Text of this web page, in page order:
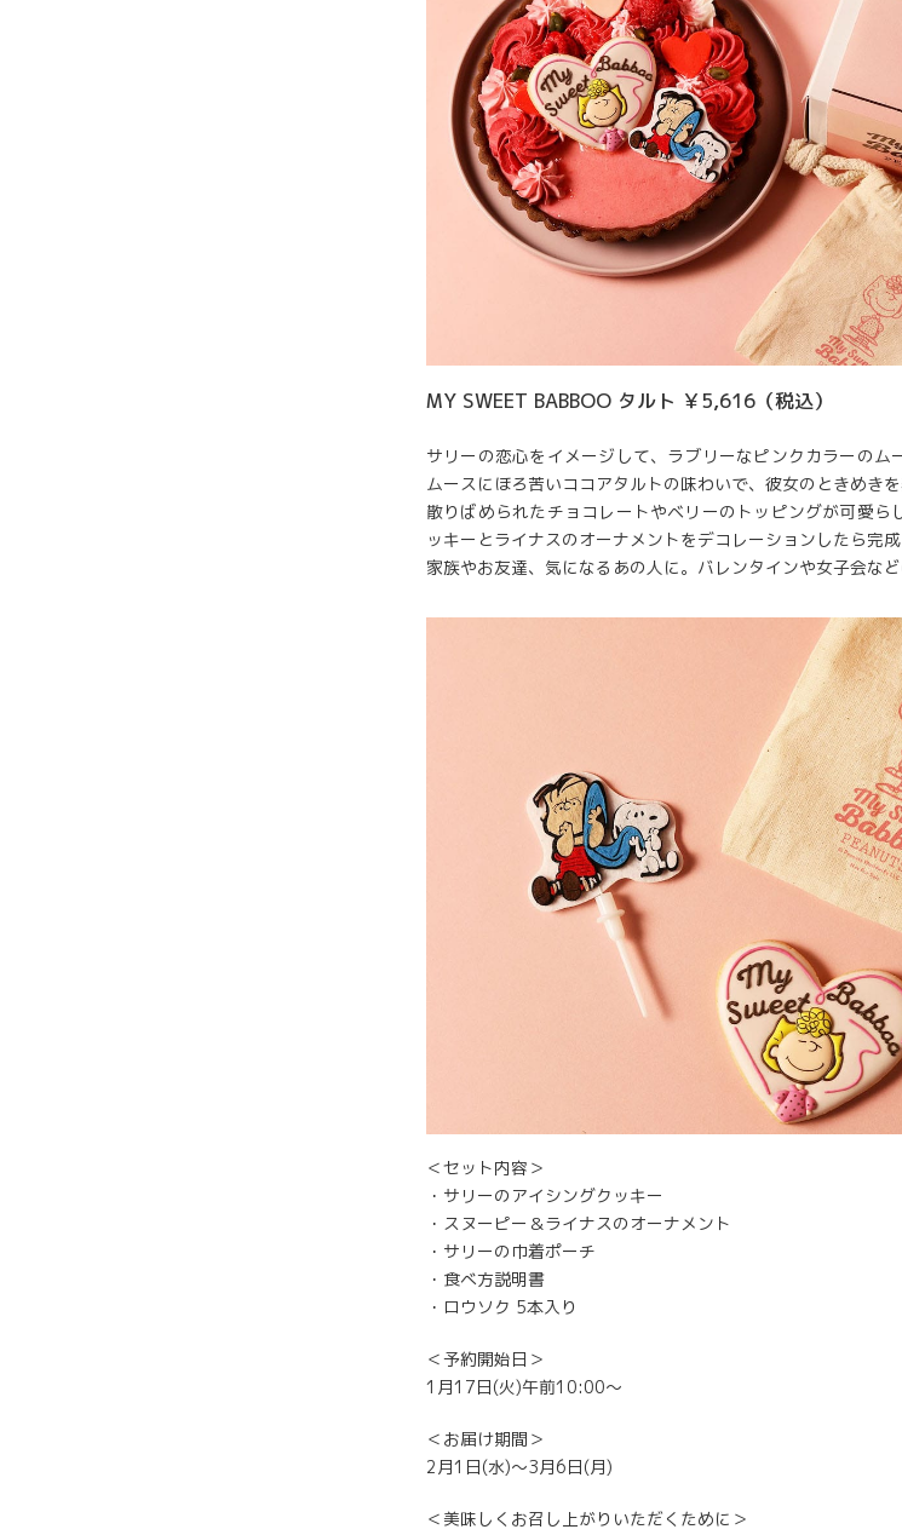
MY SWEET BABBOO タルト ￥5,616（税込）
サリーの恋心をイメージして、ラブリーなピンクカラーの
ムースにほろ苦いココアタルトの味わいで、彼女のときめきを
散りばめられたチョコレートやベリーのトッピングが可愛ら
ッキーとライナスのオーナメントをデコレーションしたら完成
家族やお友達、気になるあの人に。バレンタインや女子会な
＜セット内容＞
・サリーのアイシングクッキー
・スヌーピー＆ライナスのオーナメント
・サリーの巾着ポーチ
・食べ方説明書
・ロウソク 5本入り
＜予約開始日＞
1月17日(火)午前10:00〜
＜お届け期間＞
2月1日(水)〜3月6日(月)
＜美味しくお召し上がりいただくために＞